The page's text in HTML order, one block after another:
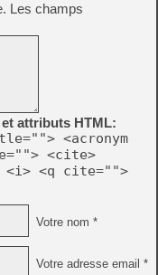
Les champs
attributs HTML:
<acronym
<cite>
<i> <q cite="">
Votre nom *
Votre adresse email *